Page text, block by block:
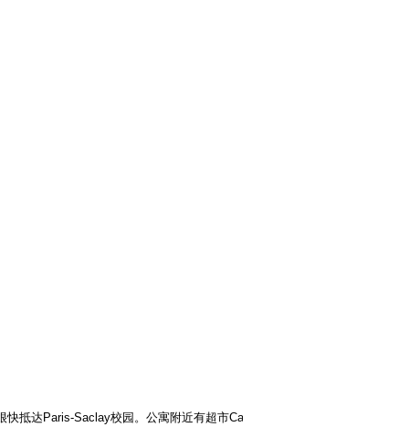
快抵达 Paris-Saclay校园。公寓附近有超市Carrefour City, Coccinelle